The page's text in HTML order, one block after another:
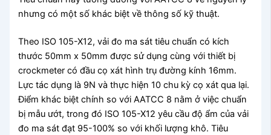
nhưng có một số khác biệt về thông số kỹ thuật.
Theo ISO 105-X12, vải đo ma sát tiêu chuẩn có kích
thước 50mm x 50mm được sử dụng cùng với thiết bị
crockmeter có đầu cọ xát hình trụ đường kính 16mm.
Lực tác dụng là 9N và thực hiện 10 chu kỳ cọ xát qua lại.
Điểm khác biệt chính so với AATCC 8 nằm ở việc chuẩn
bị mẫu ướt, trong đó ISO 105-X12 yêu cầu độ ẩm của vải
đo ma sát đạt 95-100% so với khối lượng khô. Tiêu